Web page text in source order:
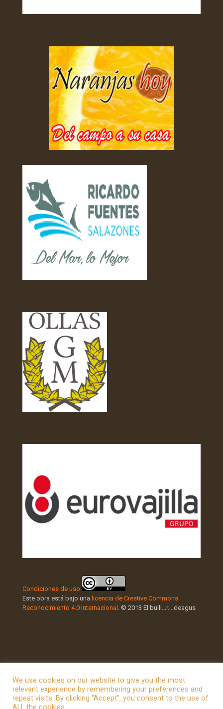
Condiciones de uso
Este obra está bajo una licencia de Creative Commons
Reconocimiento 4.0 Internacional . © 2013 El bulli...r....deagus
© 2026 Betheme by Muffin group
We use cookies on our website to give you the most
relevant experience by remembering your preferences and
repeat visits. By clicking “Accept”, you consent to the use of
ALL the cookies.